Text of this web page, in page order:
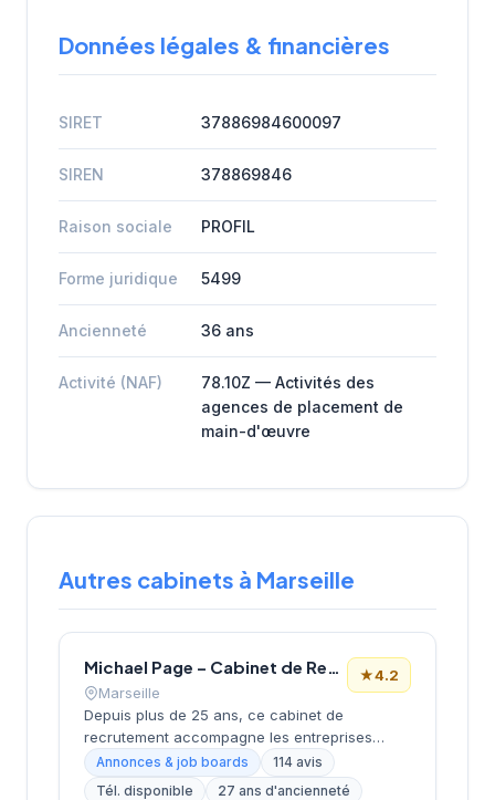
Données légales & financières
SIRET 37886984600097
SIREN 378869846
Raison sociale PROFIL
Forme juridique 5499
Ancienneté 36 ans
Activité (NAF)
78.10Z — Activités des
agences de placement de
main-d'œuvre
Autres cabinets à Marseille
Michael Page – Cabinet de Recrutement Marseille
Marseille
★4.2
Depuis plus de 25 ans, ce cabinet de
recrutement accompagne les entreprises
marseillaises dans leurs recherches de profils
spécialisés. Basé boulevard de Dunkerque
Annonces & job boards
114 avis
Tél. disponible
27 ans d'ancienneté